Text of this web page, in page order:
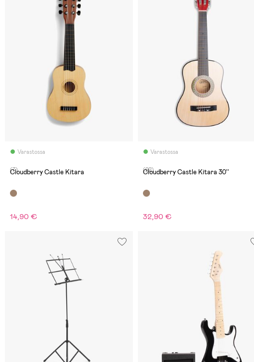
Varastossa
(7)
Cloudberry Castle Kitara
14,90 €
Varastossa
(22)
Cloudberry Castle Kitara 30''
32,90 €